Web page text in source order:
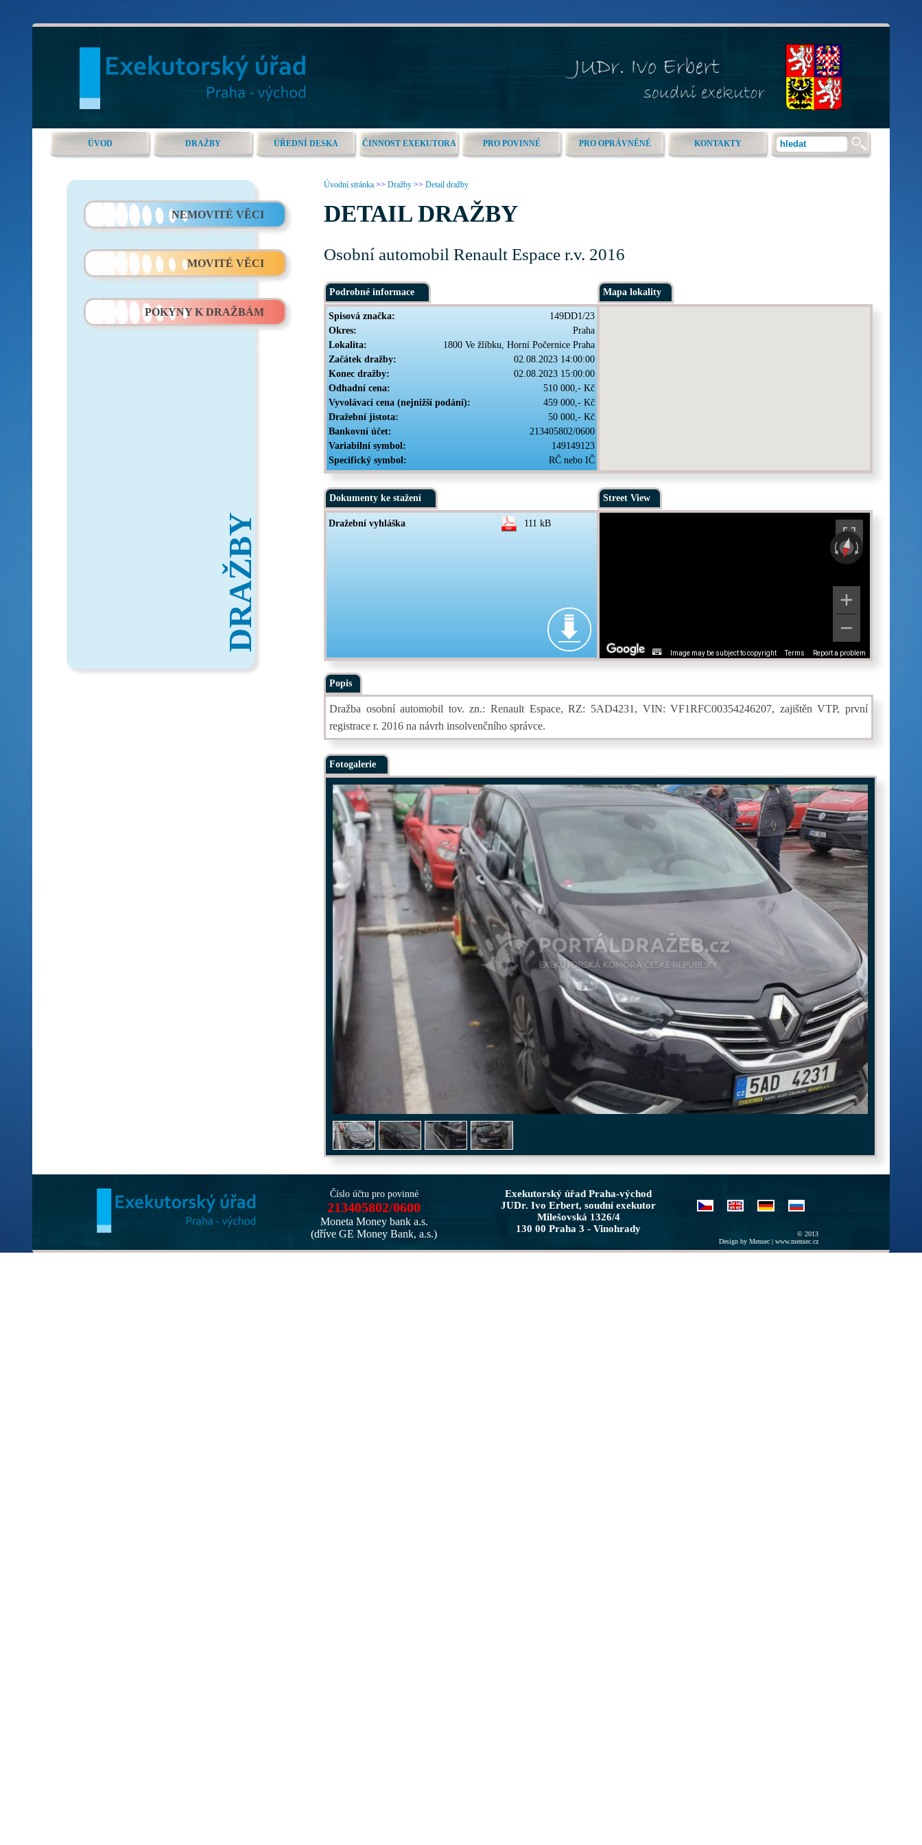
ÚVOD DRAŽBY ÚŘEDNÍ DESKA ČINNOST EXEKUTORA PRO POVINNÉ PRO OPRÁVNĚNÉ KONTAKTY
NEMOVITÉ VĚCI
MOVITÉ VĚCI
POKYNY K DRAŽBÁM
DRAŽBY
Úvodní stránka >> Dražby >> Detail dražby
DETAIL DRAŽBY
Osobní automobil Renault Espace r.v. 2016
Podrobné informace Mapa lokality
Spisová značka:
149DD1/23
Okres:
Praha
Lokalita:
1800 Ve žlíbku, Horní Počernice Praha
Začátek dražby:
02.08.2023 14:00:00
Konec dražby:
02.08.2023 15:00:00
Odhadní cena:
510 000,- Kč
Vyvolávací cena (nejnižší podání):
459 000,- Kč
Dražební jistota:
50 000,- Kč
Bankovní účet:
213405802/0600
Variabilní symbol:
149149123
Specifický symbol:
RČ nebo IČ
Dokumenty ke stažení Street View
Dražební vyhláška 111 kB
Image may be subject to copyright Terms Report a problem
Popis
Dražba osobní automobil tov. zn.: Renault Espace, RZ: 5AD4231, VIN: VF1RFC00354246207, zajištěn VTP, první
registrace r. 2016 na návrh insolvenčního správce.
Fotogalerie
Číslo účtu pro povinné
213405802/0600
Moneta Money bank a.s.
(dříve GE Money Bank, a.s.)
Exekutorský úřad Praha-východ
JUDr. Ivo Erbert, soudní exekutor
Milešovská 1326/4
130 00 Praha 3 - Vinohrady
© 2013
Design by Mensec | www.mensec.cz